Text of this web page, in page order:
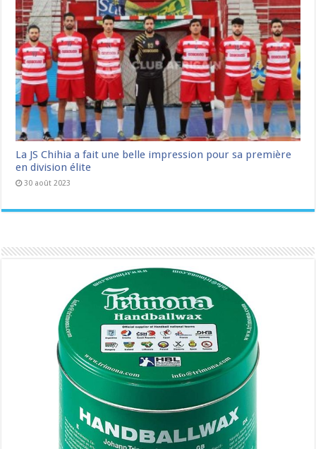
La JS Chihia a fait une belle impression pour sa première
en division élite
30 août 2023